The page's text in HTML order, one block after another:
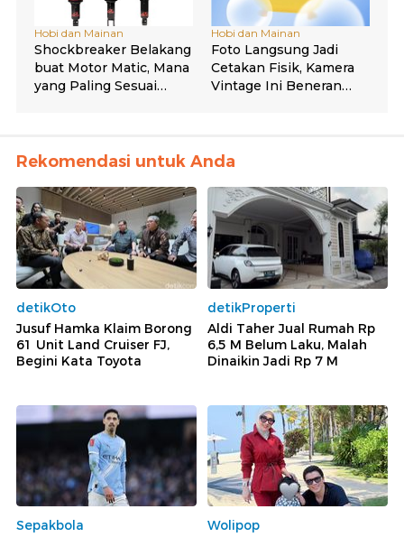
Rekomendasi untuk Anda
detikOto
Jusuf Hamka Klaim Borong
61 Unit Land Cruiser FJ,
Begini Kata Toyota
detikProperti
Aldi Taher Jual Rumah Rp
6,5 M Belum Laku, Malah
Dinaikin Jadi Rp 7 M
Sepakbola
Wolipop